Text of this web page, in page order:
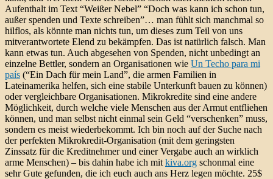
Aufenthalt im Text “Weißer Nebel” “Doch was kann ich schon tun,
außer spenden und Texte schreiben”… man fühlt sich manchmal so
hilflos, als könnte man nichts tun, um dieses zum Teil von uns
mitverantwortete Elend zu bekämpfen. Das ist natürlich falsch. Man
kann etwas tun. Auch abgesehen von Spenden, nicht unbedingt an
einzelne Bettler, sondern an Organisationen wie Un Techo para mi
país (“Ein Dach für mein Land”, die armen Familien in
Lateinamerika helfen, sich eine stabile Unterkunft bauen zu können)
oder vergleichbare Organisationen. Mikrokredite sind eine andere
Möglichkeit, durch welche viele Menschen aus der Armut entfliehen
können, und man selbst nicht einmal sein Geld “verschenken” muss,
sondern es meist wiederbekommt. Ich bin noch auf der Suche nach
der perfekten Mikrokredit-Organisation (mit dem geringsten
Zinssatz für die Kreditnehmer und einer Vergabe auch an wirklich
arme Menschen) – bis dahin habe ich mit kiva.org schonmal eine
sehr Gute gefunden, die ich euch auch ans Herz legen möchte. 25$